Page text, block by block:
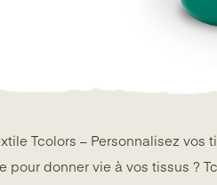
Tcolors – Personnalisez vos
pour donner vie à vos tissus ?